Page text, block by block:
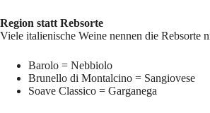
Region statt Rebsorte
Viele italienische Weine nennen die Rebsorte
Barolo = Nebbiolo
Brunello di Montalcino = Sangiovese
Soave Classico = Garganega